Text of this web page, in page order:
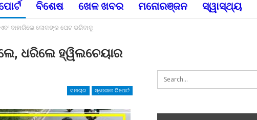
ବିଶେଷ ଖେଳ ଖବର ମନୋରଞ୍ଜନ ସ୍ୱାସ୍ଥ୍ୟ
ବାହାରିଲେ ଲୋକଙ୍କ ପେଟ ଭରିବାକୁ
ଧରିଲେ ହ୍ୱିଲଚେୟାର
ସମାଚାର ସ୍ପେଶାଲ ରିପୋର୍ଟ